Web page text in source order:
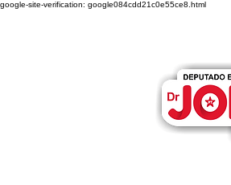
google-site-verification: google084cdd21c0e55ce8.html